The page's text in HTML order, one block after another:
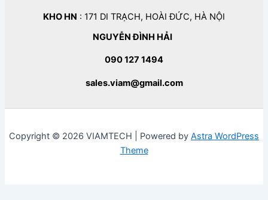
KHO HN : 171 DI TRẠCH, HOÀI ĐỨC, HÀ NỘI
NGUYỄN ĐÌNH HẢI
090 127 1494
sales.viam@gmail.com
Copyright © 2026 VIAMTECH | Powered by Astra WordPress
Theme